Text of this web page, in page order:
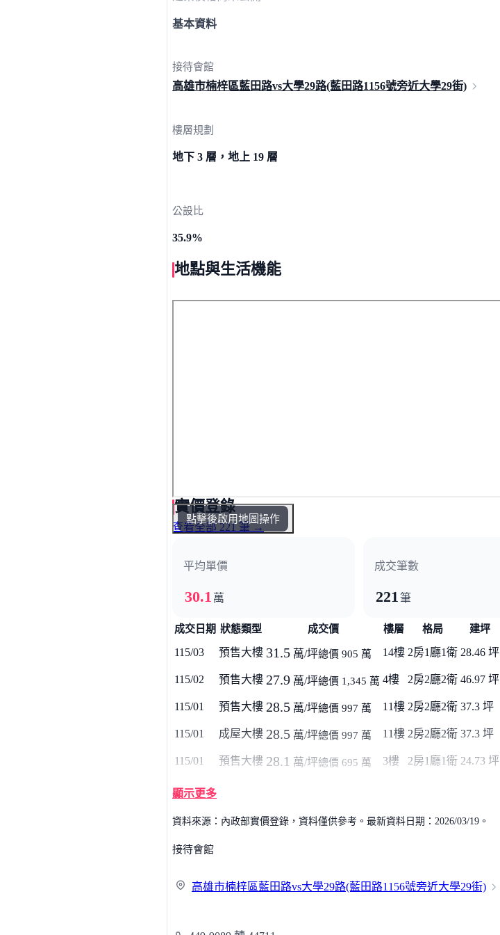
基本資料
接待會館
高雄市楠梓區藍田路vs大學29路(藍田路1156號旁近大學29街)
樓層規劃
地下 3 層，地上 19 層
公設比
35.9%
地點與生活機能
點擊後啟用地圖操作
實價登錄
查看全部 221 筆 →
平均單價
30.1 萬
成交筆數
221筆
成交日期 狀態類型 成交價 樓層 格局 建坪
115/03 預售大樓 31.5 萬/坪總價 905 萬 14樓 2房1廳1衛 28.46 坪
115/02 預售大樓 27.9 萬/坪總價 1,345 萬 4樓 2房2廳2衛 46.97 坪
115/01 預售大樓 28.5 萬/坪總價 997 萬 11樓 2房2廳2衛 37.3 坪
115/01 成屋大樓 28.5 萬/坪總價 997 萬 11樓 2房2廳2衛 37.3 坪
115/01 預售大樓 28.1 萬/坪總價 695 萬 3樓 2房1廳1衛 24.73 坪
顯示更多
資料來源：內政部實價登錄，資料僅供參考。最新資料日期：2026/03/19。
接待會館
高雄市楠梓區藍田路vs大學29路(藍田路1156號旁近大學29街)